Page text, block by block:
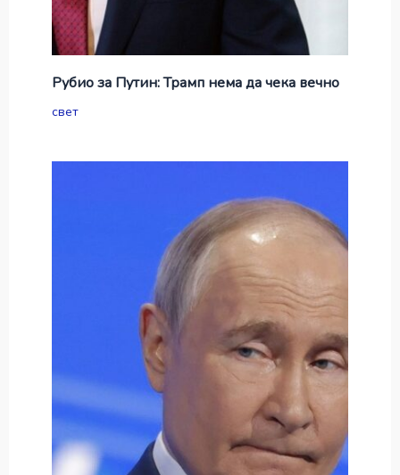
Рубио за Путин: Трамп нема да чека вечно
свет